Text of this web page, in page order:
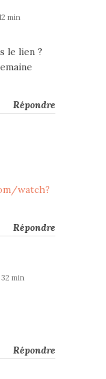
min
le lien ?
Répondre
watch?
Répondre
32 min
Répondre